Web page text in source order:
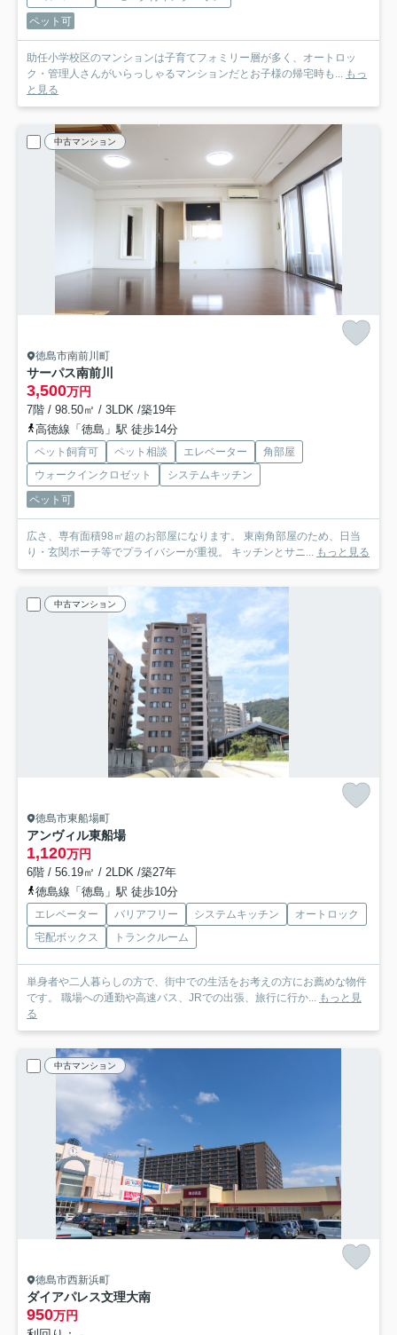
ペット可
助任小学校区のマンションは子育てフォミリー層が多く、オートロッ
ク・管理人さんがいらっしゃるマンションだとお子様の帰宅時も...
もっ
と見る
中古マンション
徳島市南前川町
サーパス南前川
3,500万円
7階 / 98.50㎡ / 3LDK /築19年
高徳線「徳島」駅 徒歩14分
ペット飼育可 ペット相談 エレベーター
角部屋
ウォークインクロゼット
システムキッチン
ペット可
広さ、専有面積98㎡超のお部屋になります。 東南角部屋のため、日当
り・玄関ポーチ等でプライバシーが重視。 キッチンとサニ...
もっと見る
中古マンション
徳島市東船場町
アンヴィル東船場
1,120万円
6階 / 56.19㎡ / 2LDK /築27年
徳島線「徳島」駅 徒歩10分
エレベーター バリアフリー システムキッチン
オートロック
宅配ボックス
トランクルーム
単身者や二人暮らしの方で、街中での生活をお考えの方にお薦めな物件
です。 職場への通勤や高速バス、JRでの出張、旅行に行か...
もっと見
る
中古マンション
徳島市西新浜町
ダイアパレス文理大南
950万円